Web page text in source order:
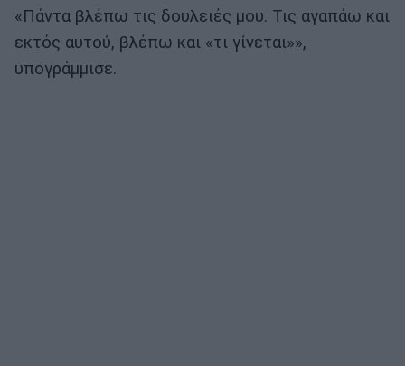
«Πάντα βλέπω τις δουλειές μου. Τις αγαπάω και
εκτός αυτού, βλέπω και «τι γίνεται»»,
υπογράμμισε.